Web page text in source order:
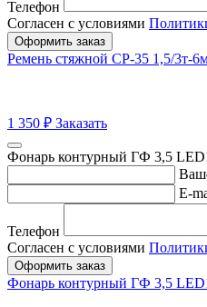
Телефон
Согласен с условиями
Оформить заказ
Ремень стяжной СР-35 1,5/3т-
1 350 ₽ Заказать
Фонарь контурный ГФ 3,5
E-
Телефон
Согласен с условиями
Оформить заказ
Фонарь контурный ГФ 3,5